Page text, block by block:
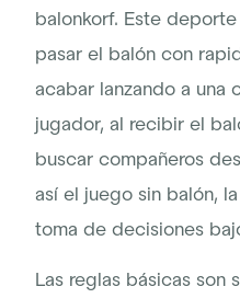
balonkorf. Este
pasar el balón con
acabar lanzando a una
jugador, al recibir el
buscar compañeros
así el juego sin balón,
toma de decisiones
Las reglas básicas son